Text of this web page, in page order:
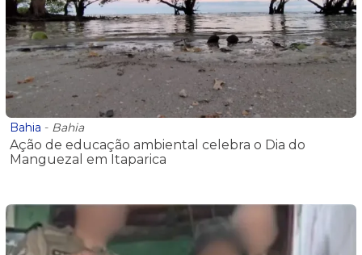
Bahia - Bahia
Ação de educação ambiental celebra o Dia do
Manguezal em Itaparica